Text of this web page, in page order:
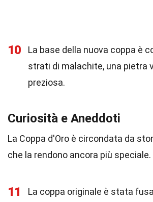
10
La base della nuova coppa è
strati di malachite, una pietra
preziosa.
Curiosità e Aneddoti
La Coppa d'Oro è circondata da
che la rendono ancora più speciale.
11
La coppa originale è stata